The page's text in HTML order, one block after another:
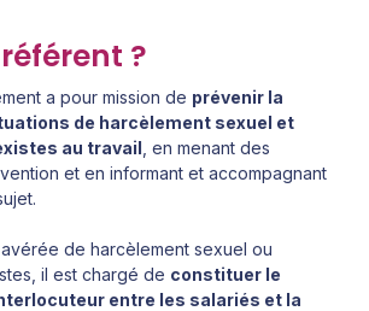
?
a pour mission de prévenir la
de harcèlement sexuel et
au travail , en menant des
et en informant et accompagnant
de harcèlement sexuel ou
il est chargé de constituer le
entre les salariés et la